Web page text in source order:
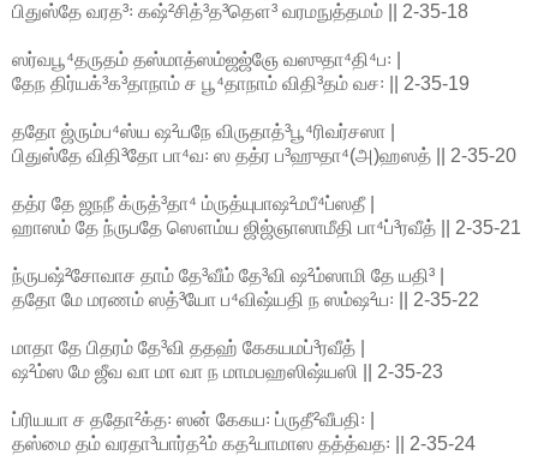
பிதுஸ்தே வரத³꞉ கஷ்²சித்³த³தௌ³ வரமநுத்தமம் || 2-35-18
ஸர்வபூ⁴தருதம் தஸ்மாத்ஸம்ஜஜ்ஞே வஸுதா⁴தி⁴ப꞉ |
தேந திர்யக்³க³தாநாம் ச பூ⁴தாநாம் விதி³தம் வச꞉ || 2-35-19
ததோ ஜ்ரும்ப⁴ஸ்ய ஷ²யநே விருதாத்³பூ⁴ரிவர்சஸா |
பிதுஸ்தே விதி³தோ பா⁴வ꞉ ஸ தத்ர ப³ஹுதா⁴(அ)ஹஸத் || 2-35-20
தத்ர தே ஜநநீ க்ருத்³தா⁴ ம்ருத்யுபாஷ²மபீ⁴ப்ஸதீ |
ஹாஸம் தே ந்ருபதே ஸௌம்ய ஜிஜ்ஞாஸாமீதி பா⁴ப்³ரவீத் || 2-35-21
ந்ருபஷ்²சோவாச தாம் தே³வீம் தே³வி ஷ²ம்ஸாமி தே யதி³ |
ததோ மே மரணம் ஸத்³யோ ப⁴விஷ்யதி ந ஸம்ஷ²ய꞉ || 2-35-22
மாதா தே பிதரம் தே³வி ததஹ் கேகயமப்³ரவீத் |
ஷ²ம்ஸ மே ஜீவ வா மா வா ந மாமபஹஸிஷ்யஸி || 2-35-23
ப்ரியயா ச ததோ²க்த꞉ ஸன் கேகய꞉ ப்ருதீ²வீபதி꞉ |
தஸ்மை தம் வரதா³யார்த²ம் கத²யாமாஸ தத்த்வத꞉ || 2-35-24